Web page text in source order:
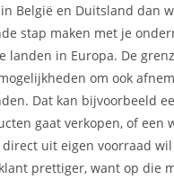
België en Duitsland dan
stap maken met je
landen in Europa. De
om ook
Dat kan bijvoorbeeld
gaat verkopen, of een
uit eigen voorraad
prettiger, want op die